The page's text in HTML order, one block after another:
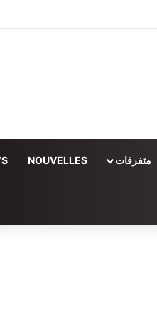
متفرقات NOUVELLES